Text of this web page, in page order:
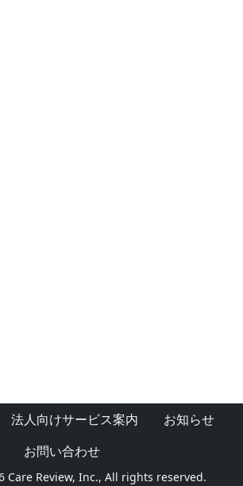
法人向けサービス案内
お知らせ
お問い合わせ
Care Review, Inc., All rights reserved.